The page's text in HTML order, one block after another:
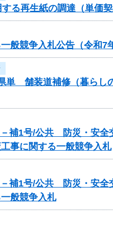
る再生紙の調達（単価
般競争入札公告（令和7
単 舗装道補修（暮らし
補1号/公共 防災・安全
事に関する一般競争入札
補1号/公共 防災・安全
般競争入札